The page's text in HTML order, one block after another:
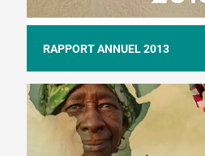
RAPPORT ANNUEL 2013